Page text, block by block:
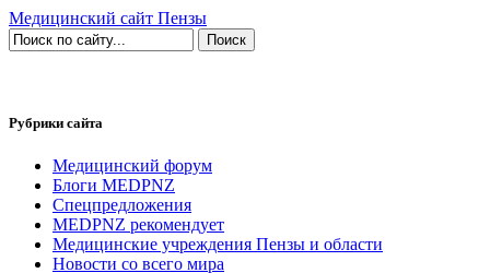
Медицинский сайт Пензы
Рубрики сайта
Медицинский форум
Блоги MEDPNZ
Спецпредложения
MEDPNZ рекомендует
Медицинские учреждения Пензы и области
Новости со всего мира